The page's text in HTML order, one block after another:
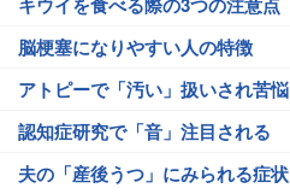
脳梗塞になりやすい人の特徴
アトピーで「汚い」扱いされ苦悩
認知症研究で「音」注目される
夫の「産後うつ」にみられる症状